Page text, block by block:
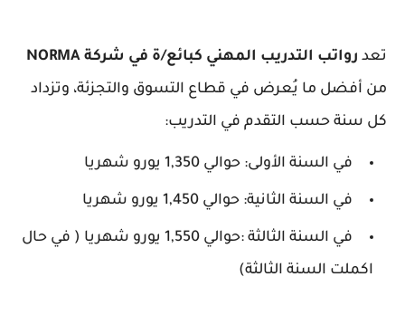
رواتب التدريب المهني كبائع/ة في شركة NORMA
أفضل ما يُعرض في قطاع التسوق والتجزئة، وتزداد
سنة حسب التقدم في التدريب:
في السنة الأولى: حوالي 1,350 يورو شهريا
في السنة الثانية: حوالي 1,450 يورو شهريا
في السنة الثالثة :حوالي 1,550 يورو شهريا ( في حال
اكملت السنة الثالثة)